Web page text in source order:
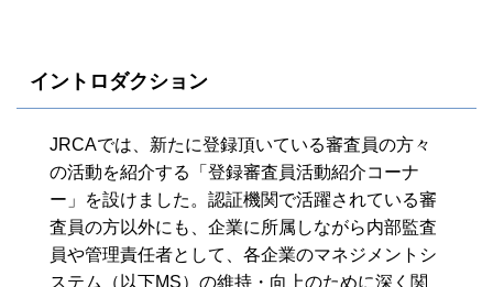
イントロダクション
JRCAでは、新たに登録頂いている審査員の方々
の活動を紹介する「登録審査員活動紹介コーナ
ー」を設けました。認証機関で活躍されている審
査員の方以外にも、企業に所属しながら内部監査
員や管理責任者として、各企業のマネジメントシ
ステム（以下MS）の維持・向上のために深く関